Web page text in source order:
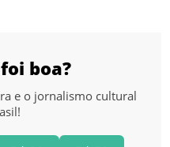
boa?
e o jornalismo cultural